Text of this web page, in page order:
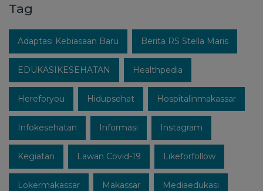
Tag
Adaptasi Kebiasaan Baru Berita RS Stella Maris
EDUKASIKESEHATAN Healthpedia
Hereforyou Hidupsehat Hospitalinmakassar
Infokesehatan Informasi Instagram
Kegiatan Lawan Covid-19 Likeforfollow
Lokermakassar Makassar Mediaedukasi